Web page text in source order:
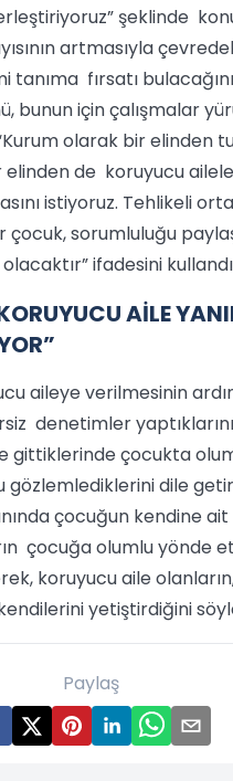
şeklinde
artmasıyla
tanıma fırsatı bulacağını
bunun için çalışmalar
olarak bir elinden
elinden de koruyucu
istiyoruz. Tehlikeli
sorumluluğu
ifadesini
AİLE
aileye verilmesinin
denetimler
gittiklerinde çocukta
gözlemlediklerini dile
çocuğun kendine ait
çocuğa olumlu yönde
koruyucu aile
yetiştirdiğini
Paylaş